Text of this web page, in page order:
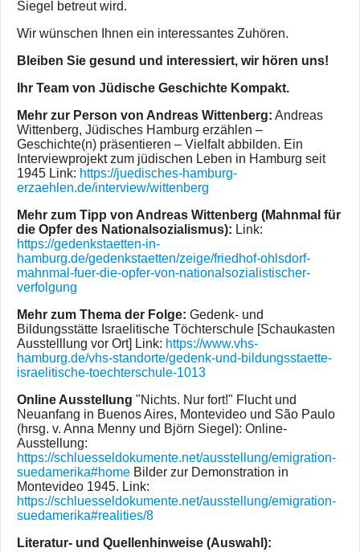
Siegel betreut wird.
Wir wünschen Ihnen ein interessantes Zuhören.
Bleiben Sie gesund und interessiert, wir hören uns!
Ihr Team von Jüdische Geschichte Kompakt.
Mehr zur Person von Andreas Wittenberg: Andreas
Wittenberg, Jüdisches Hamburg erzählen –
Geschichte(n) präsentieren – Vielfalt abbilden. Ein
Interviewprojekt zum jüdischen Leben in Hamburg seit
1945 Link: https://juedisches-hamburg-
erzaehlen.de/interview/wittenberg
Mehr zum Tipp von Andreas Wittenberg (Mahnmal für
die Opfer des Nationalsozialismus): Link:
https://gedenkstaetten-in-
hamburg.de/gedenkstaetten/zeige/friedhof-ohlsdorf-
mahnmal-fuer-die-opfer-von-nationalsozialistischer-
verfolgung
Mehr zum Thema der Folge: Gedenk- und
Bildungsstätte Israelitische Töchterschule [Schaukasten
Ausstelllung vor Ort] Link: https://www.vhs-
hamburg.de/vhs-standorte/gedenk-und-bildungsstaette-
israelitische-toechterschule-1013
Online Ausstellung "Nichts. Nur fort!" Flucht und
Neuanfang in Buenos Aires, Montevideo und São Paulo
(hrsg. v. Anna Menny und Björn Siegel): Online-
Ausstellung:
https://schluesseldokumente.net/ausstellung/emigration-
suedamerika#home Bilder zur Demonstration in
Montevideo 1945. Link:
https://schluesseldokumente.net/ausstellung/emigration-
suedamerika#realities/8
Literatur- und Quellenhinweise (Auswahl):